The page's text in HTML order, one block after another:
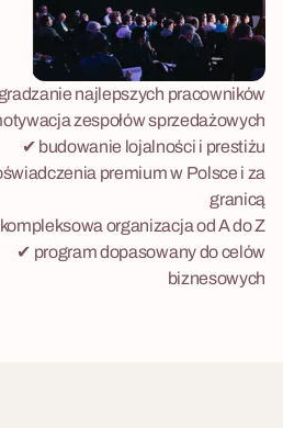
najlepszych pracowników
zespołów sprzedażowych
✔ budowanie lojalności i prestiżu
premium w Polsce i za
granicą
organizacja od A do Z
✔ program dopasowany do celów
biznesowych